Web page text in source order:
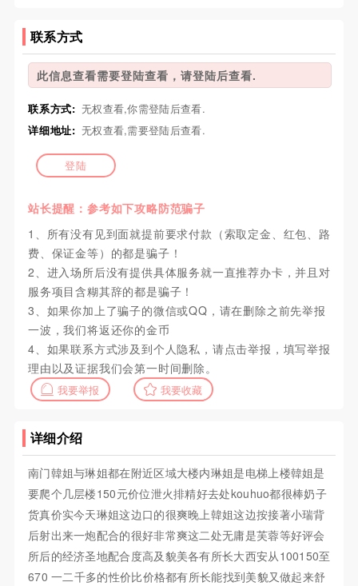
联系方式
此信息查看需要登陆查看，请登陆后查看.
联系方式: 无权查看,你需登陆后查看.
详细地址: 无权查看,需要登陆后查看.
登陆
站长提醒：参考如下攻略防范骗子
1、所有没有见到面就提前要求付款（索取定金、红包、路
费、保证金等）的都是骗子！
2、进入场所后没有提供具体服务就一直推荐办卡，并且对
服务项目含糊其辞的都是骗子！
3、如果你加上了骗子的微信或QQ，请在删除之前先举报
一波，我们将返还你的金币
4、如果联系方式涉及到个人隐私，请点击举报，填写举报
理由以及证据我们会第一时间删除。
我要举报 我要收藏
详细介绍
南门韓姐与琳姐都在附近区域大楼内琳姐是电梯上楼韓姐是
要爬个几层楼150元价位泄火排精好去处kouhuo都很棒奶子
货真价实今天琳姐这边口的很爽晚上韓姐这边按接著小瑞背
后射出来一炮配合的很好非常爽这二处无庸是芙蓉等好评会
所后的经济圣地配合度高及貌美各有所长大西安从100150至
670 一二千多的性价比价格都有所长能找到美貌又做起来舒